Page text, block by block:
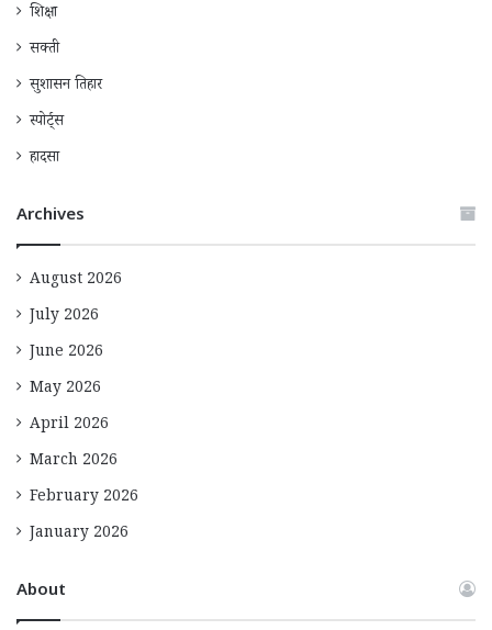
शिक्षा
सक्ती
सुशासन तिहार
स्पोर्ट्स
हादसा
Archives
August 2026
July 2026
June 2026
May 2026
April 2026
March 2026
February 2026
January 2026
About